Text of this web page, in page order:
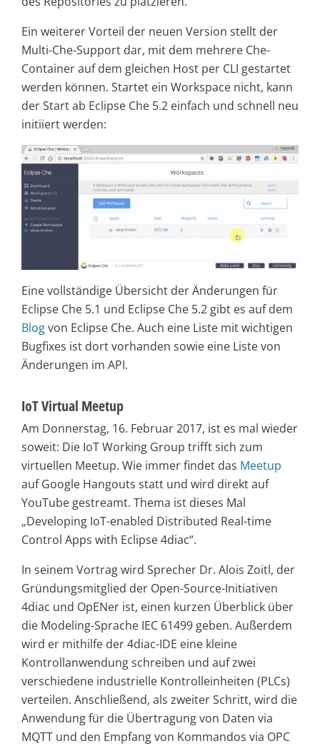
Ein weiterer Vorteil der neuen Version stellt der
Multi-Che-Support dar, mit dem mehrere Che-
Container auf dem gleichen Host per CLI gestartet
werden können. Startet ein Workspace nicht, kann
der Start ab Eclipse Che 5.2 einfach und schnell neu
initiiert werden:
Eine vollständige Übersicht der Änderungen für
Eclipse Che 5.1 und Eclipse Che 5.2 gibt es auf dem
Blogvon Eclipse Che. Auch eine Liste mit wichtigen
Bugfixes ist dort vorhanden sowie eine Liste von
Änderungen im API.
IoT Virtual Meetup
Am Donnerstag, 16. Februar 2017, ist es mal wieder
soweit: Die IoT Working Group trifft sich zum
virtuellen Meetup. Wie immer findet das Meetup
auf Google Hangouts statt und wird direkt auf
YouTube gestreamt. Thema ist dieses Mal
„Developing IoT-enabled Distributed Real-time
Control Apps with Eclipse 4diac“.
In seinem Vortrag wird Sprecher Dr. Alois Zoitl, der
Gründungsmitglied der Open-Source-Initiativen
4diac und OpENer ist, einen kurzen Überblick über
die Modeling-Sprache IEC 61499 geben. Außerdem
wird er mithilfe der 4diac-IDE eine kleine
Kontrollanwendung schreiben und auf zwei
verschiedene industrielle Kontrolleinheiten (PLCs)
verteilen. Anschließend, als zweiter Schritt, wird die
Anwendung für die Übertragung von Daten via
MQTT und den Empfang von Kommandos via OPC